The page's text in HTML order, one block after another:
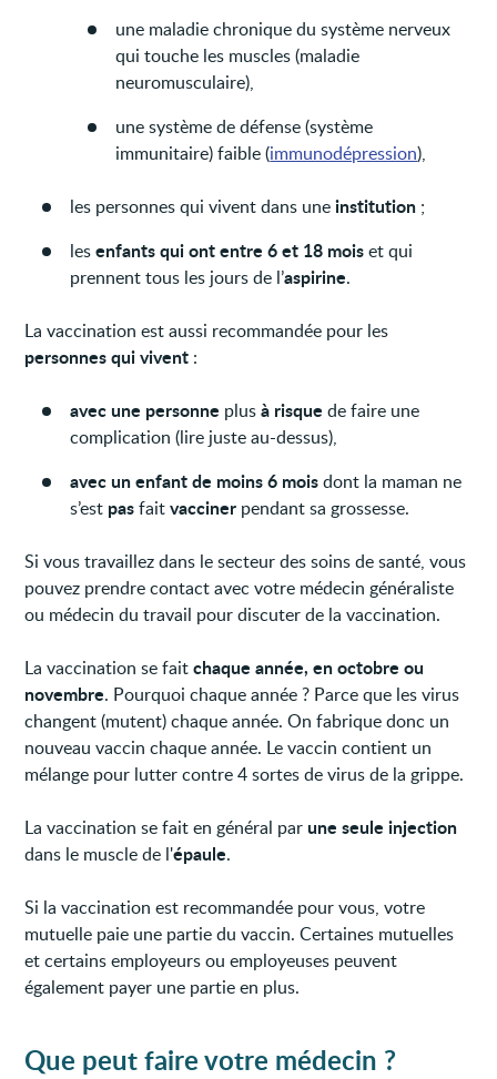
une maladie chronique du système nerveux
qui touche les muscles (maladie
neuromusculaire),
une système de défense (système
immunitaire) faible (immunodépression),
les personnes qui vivent dans uneinstitution ;
lesenfants qui ont entre 6 et 18 moiset qui
prennent tous les jours de l’aspirine.
La vaccination est aussi recommandée pour les
personnes qui vivent :
avec une personne plusà risque de faire une
complication (lire juste au-dessus),
avec un enfant de moins 6 moisdont la maman ne
s’est pasfaitvacciner pendant sa grossesse.
Si vous travaillez dans le secteur des soins de santé, vous
pouvez prendre contact avec votre médecin généraliste
ou médecin du travail pour discuter de la vaccination.
La vaccination se faitchaque année, en octobre ou
novembre. Pourquoi chaque année ? Parce que les virus
changent (mutent) chaque année. On fabrique donc un
nouveau vaccin chaque année. Le vaccin contient un
mélange pour lutter contre 4 sortes de virus de la grippe.
La vaccination se fait en général par une seule injection
dans le muscle de l'épaule.
Si la vaccination est recommandée pour vous, votre
mutuelle paie une partie du vaccin. Certaines mutuelles
et certains employeurs ou employeuses peuvent
également payer une partie en plus.
Que peut faire votre médecin ?